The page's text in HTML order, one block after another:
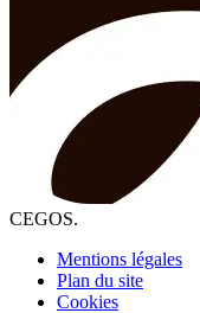
CEGOS.
Mentions légales
Plan du site
Cookies